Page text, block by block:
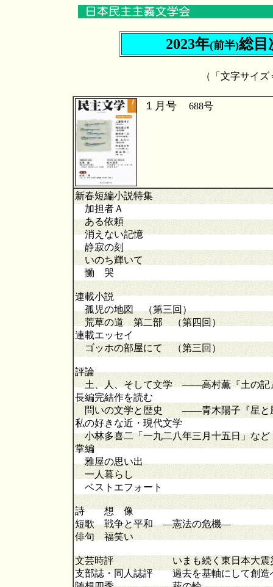
2023年(前半)総目
（「文字サイ
１月号 688
新春短編小説特集
加担者Ａ
ある依頼
消えない記憶
静寂の刻
いのち輝いて
慟 哭
連載小説
孤児の地図 （第三回）
荒草の道 第二部 （第四回）
連載エッセイ
ゴッホの部屋にて （第三回）
評論
土、人、そして文学 ――高村薫『土の記
長編完結作を読む
問いの文学と歴史 ――青木陽子『星と風
私の好きな近・現代文学
小林多喜二「一九二八年三月十五日」など
掌編
雅屋の思い出
一人暮らし
ベストエフォート
詩 想 像
短歌 戦争と平和 ―憲法の危機―
俳句 福笑い
文芸時評
いまも続く東日本大震
支部誌・同人誌評 過去を基軸にして創造